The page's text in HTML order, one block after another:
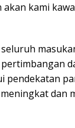
kami
pendekatan
dan